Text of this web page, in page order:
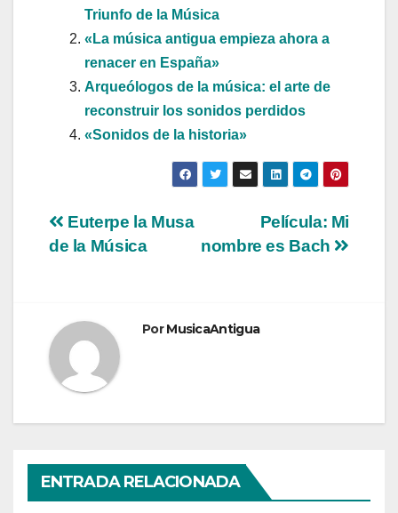
Triunfo de la Música
«La música antigua empieza ahora a
renacer en España»
Arqueólogos de la música: el arte de
reconstruir los sonidos perdidos
«Sonidos de la historia»
Navegación
Película: Mi
nombre es Bach
Euterpe la Musa
de la Música
PorMusicaAntigua
ENTRADA RELACIONADA